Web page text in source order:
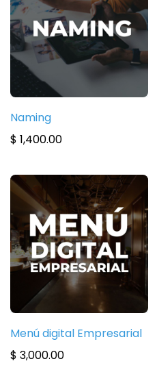
Naming
$ 1,400.00
Menú digital Empresarial
$ 3,000.00